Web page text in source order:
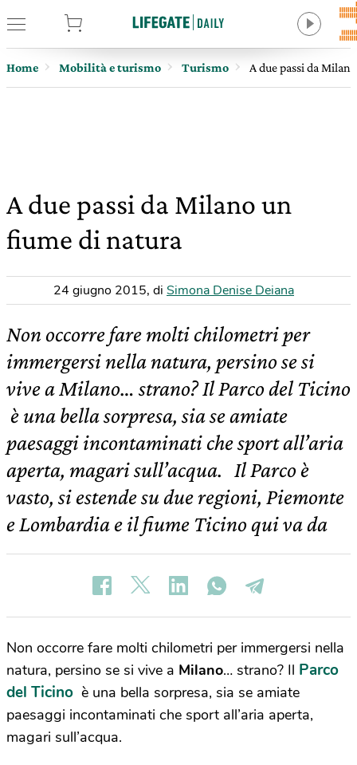
Home Mobilità e turismo Turismo A due passi da
A due passi da Milano un
fiume di natura
24 giugno 2015, di Simona Denise Deiana
Non occorre fare molti chilometri per
immergersi nella natura, persino se si
vive a Milano… strano? Il Parco del Ticino
è una bella sorpresa, sia se amiate
paesaggi incontaminati che sport all’aria
aperta, magari sull’acqua. Il Parco è
vasto, si estende su due regioni, Piemonte
e Lombardia e il fiume Ticino qui va da
Non occorre fare molti chilometri per immergersi nella
natura, persino se si vive a Milano… strano? Il Parco
del Ticino è una bella sorpresa, sia se amiate
paesaggi incontaminati che sport all’aria aperta,
magari sull’acqua.